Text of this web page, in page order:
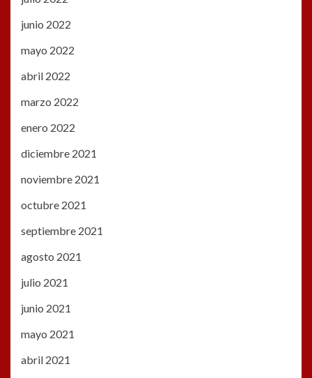
junio 2022
mayo 2022
abril 2022
marzo 2022
enero 2022
diciembre 2021
noviembre 2021
octubre 2021
septiembre 2021
agosto 2021
julio 2021
junio 2021
mayo 2021
abril 2021